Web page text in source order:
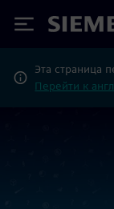
Siemens
Эта страница
Перейти к